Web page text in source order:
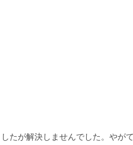
たが解決しませんでした。やがて